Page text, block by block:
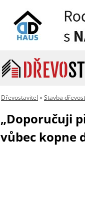
Dřevostavitel »Stavba
„Doporučuji
vůbec kopne